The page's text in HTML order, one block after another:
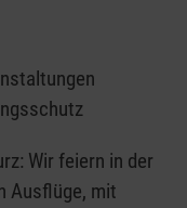
Wir feiern in der
Ausflüge, mit